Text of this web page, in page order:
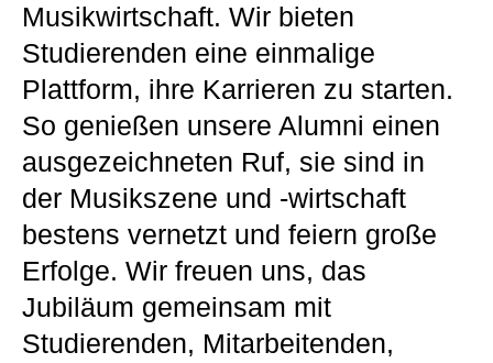
Musikwirtschaft. Wir bieten
Studierenden eine einmalige
Plattform, ihre Karrieren zu starten.
So genießen unsere Alumni einen
ausgezeichneten Ruf, sie sind in
der Musikszene und -wirtschaft
bestens vernetzt und feiern große
Erfolge. Wir freuen uns, das
Jubiläum gemeinsam mit
Studierenden, Mitarbeitenden,